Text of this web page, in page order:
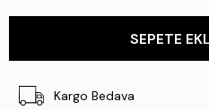
Kargo Bedava